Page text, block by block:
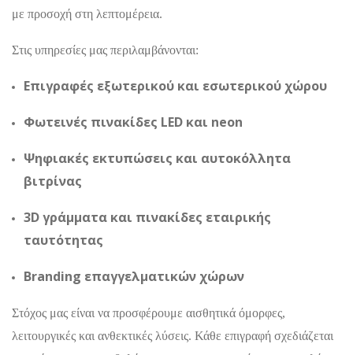
με προσοχή στη λεπτομέρεια.
Στις υπηρεσίες μας περιλαμβάνονται:
Επιγραφές εξωτερικού και εσωτερικού χώρου
Φωτεινές πινακίδες LED και neon
Ψηφιακές εκτυπώσεις και αυτοκόλλητα
βιτρίνας
3D γράμματα και πινακίδες εταιρικής
ταυτότητας
Branding επαγγελματικών χώρων
Στόχος μας είναι να προσφέρουμε αισθητικά όμορφες,
λειτουργικές και ανθεκτικές λύσεις. Κάθε επιγραφή σχεδιάζεται